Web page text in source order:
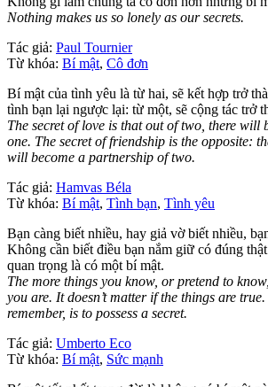
Nothing makes us so lonely as our secrets.
Tác giả: Paul Tournier
Từ khóa: Bí mật, Cô đơn
Bí mật của tình yêu là từ hai, sẽ kết hợp trở
tình bạn lại ngược lại: từ một, sẽ cộng tác trở
The secret of love is that out of two, there will
one. The secret of friendship is the opposite:
will become a partnership of two.
Tác giả: Hamvas Béla
Từ khóa: Bí mật, Tình bạn, Tình yêu
Bạn càng biết nhiều, hay giả vờ biết nhiều,
Không cần biết điều bạn nắm giữ có đúng
quan trọng là có một bí mật.
The more things you know, or pretend to
you are. It doesn’t matter if the things are true.
remember, is to possess a secret.
Tác giả: Umberto Eco
Từ khóa: Bí mật, Sức mạnh